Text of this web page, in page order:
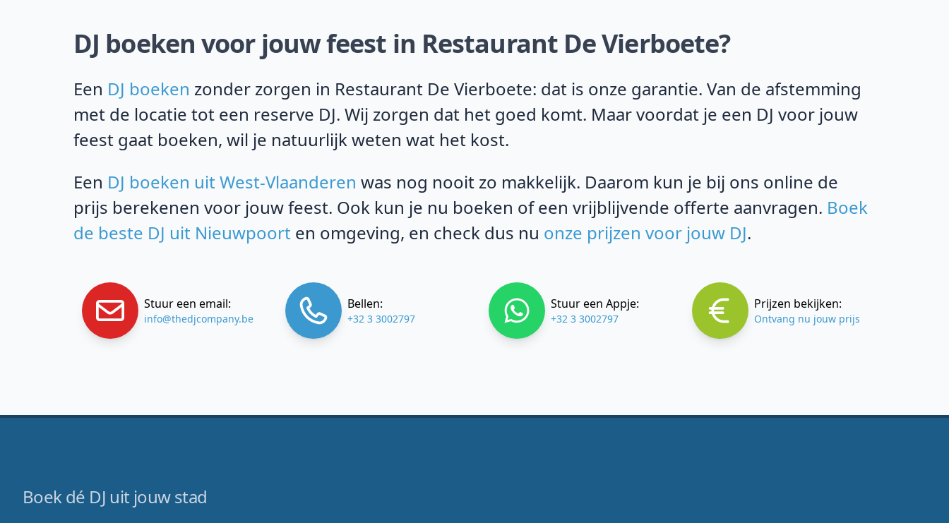
DJ boeken voor jouw feest in Restaurant De Vierboete?
Een DJ boeken zonder zorgen in Restaurant De Vierboete: dat is onze garantie. Van de afstemming
met de locatie tot een reserve DJ. Wij zorgen dat het goed komt. Maar voordat je een DJ voor jouw
feest gaat boeken, wil je natuurlijk weten wat het kost.
Een DJ boeken uit West-Vlaanderen was nog nooit zo makkelijk. Daarom kun je bij ons online de
prijs berekenen voor jouw feest. Ook kun je nu boeken of een vrijblijvende offerte aanvragen. Boek
de beste DJ uit Nieuwpoort en omgeving, en check dus nu onze prijzen voor jouw DJ.
Stuur een email:
info@thedjcompany.be
Bellen:
+32 3 3002797
Stuur een Appje:
+32 3 3002797
Prijzen bekijken:
Ontvang nu jouw prijs
Boek dé DJ uit jouw stad